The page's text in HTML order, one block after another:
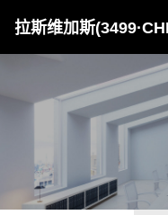
拉斯维加斯